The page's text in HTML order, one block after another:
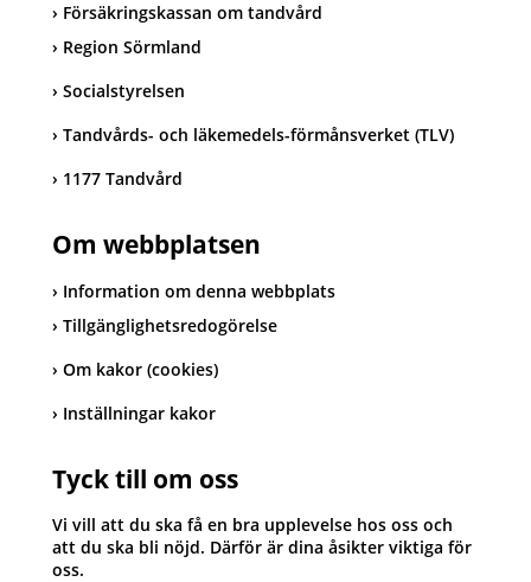
Försäkringskassan om tandvård
Region Sörmland
Socialstyrelsen
Tandvårds- och läkemedels-förmånsverket (TLV)
1177 Tandvård
Om webbplatsen
Information om denna webbplats
Tillgänglighetsredogörelse
Om kakor (cookies)
Inställningar kakor
Tyck till om oss
Vi vill att du ska få en bra upplevelse hos oss och
att du ska bli nöjd. Därför är dina åsikter viktiga för
oss.